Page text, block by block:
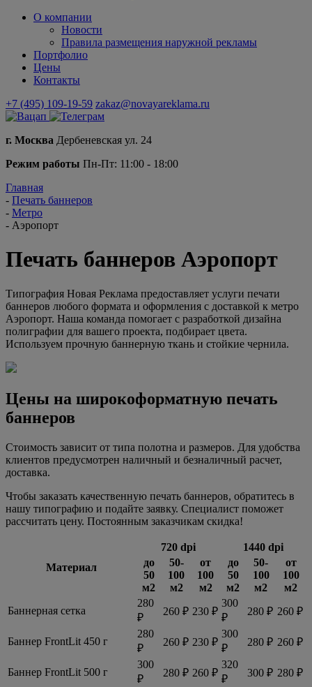
О компании
Новости
Правила размещения наружной рекламы
Портфолио
Цены
Контакты
+7 (495) 109-19-59 zakaz@novayareklama.ru
г. Москва Дербеневская ул. 24
Режим работы Пн-Пт: 11:00 - 18:00
Главная
- Печать баннеров
- Метро
- Аэропорт
Печать баннеров Аэропорт
Типография Новая Реклама предоставляет услуги печати
баннеров любого формата и оформления с доставкой к метро
Аэропорт. Наша команда помогает с разработкой дизайна
полиграфии для вашего проекта, подбирает цвета.
Используем прочную баннерную ткань и стойкие чернила.
Цены на широкоформатную печать
баннеров
Стоимость зависит от типа полотна и размеров. Для удобства
клиентов предусмотрен наличный и безналичный расчет,
доставка.
Чтобы заказать качественную печать баннеров, обратитесь в
нашу типографию и подайте заявку. Специалист поможет
рассчитать цену. Постоянным заказчикам скидка!
Материал
720 dpi
1440 dpi
до
50
м2
50-
100
м2
от
100
м2
до
50
м2
50-
100
м2
от
100
м2
Баннерная сетка
280
₽
260 ₽ 230 ₽
300
₽
280 ₽ 260 ₽
Баннер FrontLit 450 г
280
₽
260 ₽ 230 ₽
300
₽
280 ₽ 260 ₽
Баннер FrontLit 500 г
300
₽
280 ₽ 260 ₽
320
₽
300 ₽ 280 ₽